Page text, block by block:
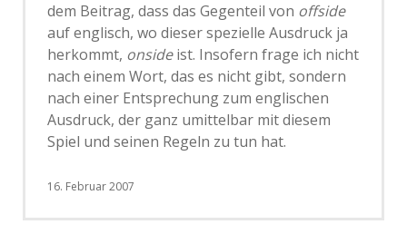
dem Beitrag, dass das Gegenteil von offside
auf englisch, wo dieser spezielle Ausdruck ja
herkommt, onsideist. Insofern frage ich nicht
nach einem Wort, das es nicht gibt, sondern
nach einer Entsprechung zum englischen
Ausdruck, der ganz umittelbar mit diesem
Spiel und seinen Regeln zu tun hat.
16. Februar 2007